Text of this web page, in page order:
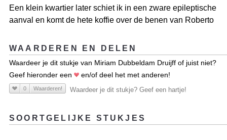
Een klein kwartier later schiet ik in een zware epileptische
aanval en komt de hete koffie over de benen van Roberto
WAARDEREN EN DELEN
Waardeer je dit stukje van Miriam Dubbeldam Druijff of juist niet?
Geef hieronder een
en/of deel het met anderen!
0 Waarderen! Waardeer je dit stukje? Geef een hartje!
SOORTGELIJKE STUKJES